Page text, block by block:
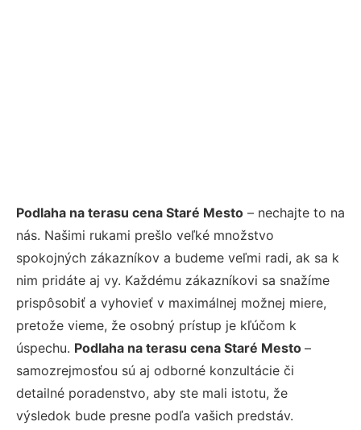
Podlaha na terasu cena Staré Mesto – nechajte to na
nás. Našimi rukami prešlo veľké množstvo
spokojných zákazníkov a budeme veľmi radi, ak sa k
nim pridáte aj vy. Každému zákazníkovi sa snažíme
prispôsobiť a vyhovieť v maximálnej možnej miere,
pretože vieme, že osobný prístup je kľúčom k
úspechu. Podlaha na terasu cena Staré Mesto –
samozrejmosťou sú aj odborné konzultácie či
detailné poradenstvo, aby ste mali istotu, že
výsledok bude presne podľa vašich predstáv.